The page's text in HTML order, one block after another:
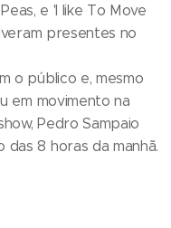
e 'I like To Move
presentes no
o público e, mesmo
em movimento na
Pedro Sampaio
8 horas da manhã.